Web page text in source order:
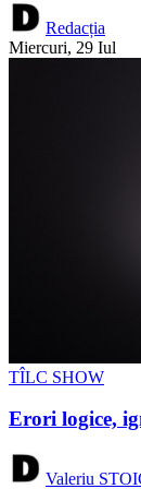
Redacția
Miercuri, 29 Iul
TÎLC SHOW
Erori logice,
Valeriu